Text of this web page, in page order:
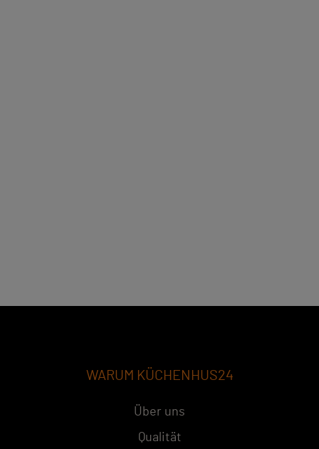
WARUM KÜCHENHUS24
Über uns
Qualität